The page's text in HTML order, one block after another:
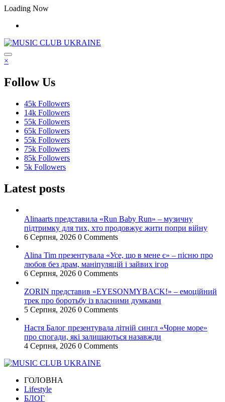
Перейти
контенту
Loading Now
×
Follow Us
45k Followers
14k Followers
55k Followers
65k Followers
55k Followers
75k Followers
85k Followers
5k Followers
Latest posts
Alinaarts представила «Run Baby Run» – музичну
підтримку для тих, хто продовжує жити попри війну
6 Серпня, 2026 0 Comments
Alina Tim презентувала «Усе, що в мене є» – пісню про
любов без драм, маніпуляцій і зайвих ігор
6 Серпня, 2026 0 Comments
ZORIN представив «EYESONMYBACK!» – емоційний
трек про боротьбу із власними думками
5 Серпня, 2026 0 Comments
Настя Балог презентувала літній сингл «Чорне море»
про спогади, які залишаються назавжди
4 Серпня, 2026 0 Comments
ГОЛОВНА
Lifestyle
БЛОГ